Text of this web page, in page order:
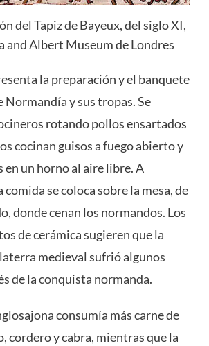
del Tapiz de Bayeux, del siglo XI,
and Albert Museum de Londres
la preparación y el banquete
Normandía y sus tropas. Se
rotando pollos ensartados
cocinan guisos a fuego abierto y
un horno al aire libre. A
se coloca sobre la mesa, de
donde cenan los normandos. Los
de cerámica sugieren que la
medieval sufrió algunos
de la conquista normanda.
consumía más carne de
cordero y cabra, mientras que la